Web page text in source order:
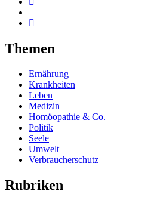
Themen
Ernährung
Krankheiten
Leben
Medizin
Homöopathie & Co.
Politik
Seele
Umwelt
Verbraucherschutz
Rubriken